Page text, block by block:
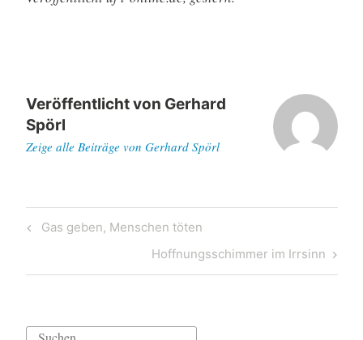
Veröffentlicht von Gerhard
Spörl
Zeige alle Beiträge von Gerhard Spörl
Beitragsnavigation
Previous
Gas geben, Menschen töten
Next
Post
Hoffnungsschimmer im Irrsinn
Suchen